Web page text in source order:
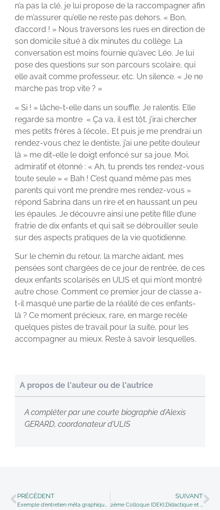
n’a pas la clé, je lui propose de la raccompagner afin
de m’assurer qu’elle ne reste pas dehors. « Bon,
d’accord ! » Nous traversons les rues en direction de
son domicile situé à dix minutes du collège. La
conversation est moins fournie qu’avec Léo. Je lui
pose des questions sur son parcours scolaire, qui
elle avait comme professeur, etc. Un silence. « Je ne
marche pas trop vite ? »
« Si ! » lâche-t-elle dans un souffle. Je ralentis. Elle
regarde sa montre « Ça va, il est tôt, j’irai chercher
mes petits frères à l’école… Et puis je me prendrai un
rendez-vous chez le dentiste, j’ai une petite douleur
là » me dit-elle le doigt enfoncé sur sa joue. Moi,
admiratif et étonné : « Ah, tu prends tes rendez-vous
toute seule » « Bah ! C’est quand même pas mes
parents qui vont me prendre mes rendez-vous »
répond Sabrina dans un rire et en haussant un peu
les épaules. Je découvre ainsi une petite fille d’une
fratrie de dix enfants et qui sait se débrouiller seule
sur des aspects pratiques de la vie quotidienne.
Sur le chemin du retour, la marche aidant, mes
pensées sont chargées de ce jour de rentrée, de ces
deux enfants scolarisés en ULIS et qui m’ont montré
autre chose. Comment ce premier jour de classe a-
t-il masqué une partie de la réalité de ces enfants-
là ? Ce moment précieux, rare, en marge recèle
quelques pistes de travail pour la suite, pour les
accompagner au mieux. Reste à savoir lesquelles.
A propos de l'auteur ou de l'autrice
A compléter par une courte biographie d’Alexis
GERARD, coordonateur d’ULIS
PRÉCÉDENT
Exemple d’entretien méta graphiques
SUIVANT
2ème Colloque IDEKI,Didactique et Métiers de l’humain